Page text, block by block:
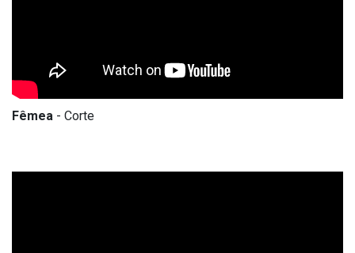
Fêmea - Corte